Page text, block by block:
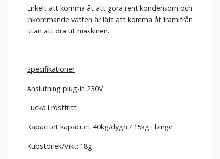
Enkelt att komma åt att göra rent kondensorn och
inkommande vatten är lätt att komma åt framifrån
utan att dra ut maskinen.
Specifikationer
Anslutning plug-in 230V
Lucka i rostfritt
Kapacitet kapacitet 40kg/dygn / 15kg i binge
Kubstorlek/Vikt: 18g